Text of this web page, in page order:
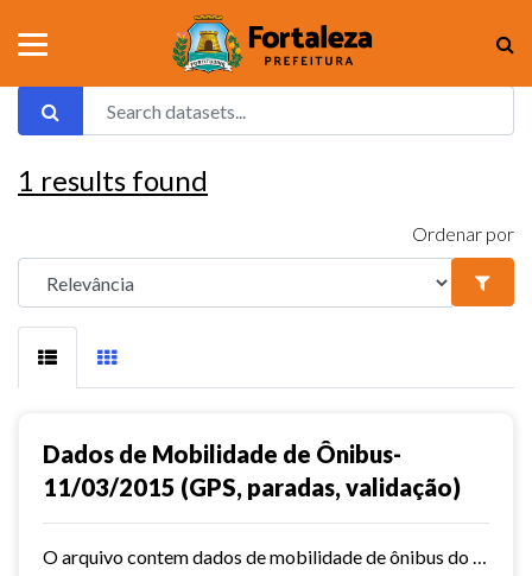
1 results found
Ordenar por
Dados de Mobilidade de Ônibus-
11/03/2015 (GPS, paradas, validação)